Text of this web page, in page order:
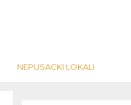
NEPUSACKI LOKALI